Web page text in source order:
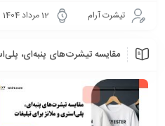
تیشرت آرام 12 مرداد 1404
مقایسه تیشرت‌های پنبه‌ای،